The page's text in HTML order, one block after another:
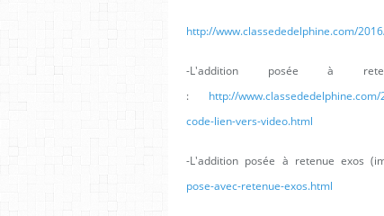
http://www.classededelphine.com/
-L'addition posée à
: http://
code-lien-vers-video.html
-L'addition posée à retenue exos
pose-avec-retenue-exos.html